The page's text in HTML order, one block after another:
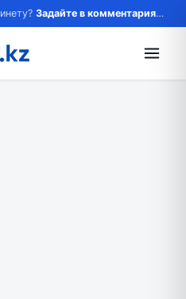
Задайте в комментариях — ответим!